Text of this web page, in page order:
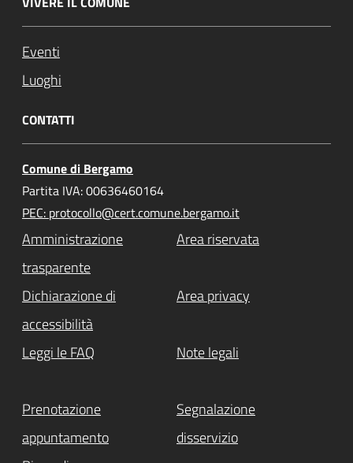
Eventi
Luoghi
CONTATTI
Comune di Bergamo
Partita IVA: 00636460164
PEC: protocollo@cert.comune.bergamo.it
Amministrazione
trasparente
Area riservata
Dichiarazione di
accessibilità
Area privacy
Leggi le FAQ Note legali
Prenotazione
appuntamento
Segnalazione
disservizio